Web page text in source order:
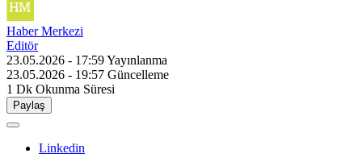
Haber Merkezi
Editör
23.05.2026 - 17:59Yayınlanma
23.05.2026 - 19:57 Güncelleme
1 Dk Okunma Süresi
Paylaş
Linkedin